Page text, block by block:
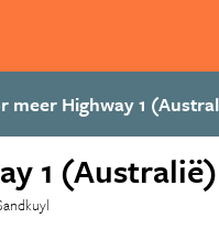
1 (Australië)